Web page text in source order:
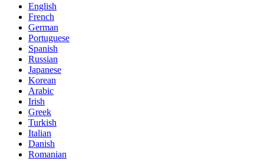
English
French
German
Portuguese
Spanish
Russian
Japanese
Korean
Arabic
Irish
Greek
Turkish
Italian
Danish
Romanian